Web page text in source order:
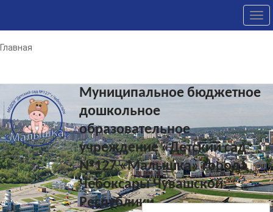
Главная
Муниципальное бюджетное
дошкольное
образовательное
учреждение «Детский сад
№127 «Малышка» города
Чебоксары Чувашской
Республики